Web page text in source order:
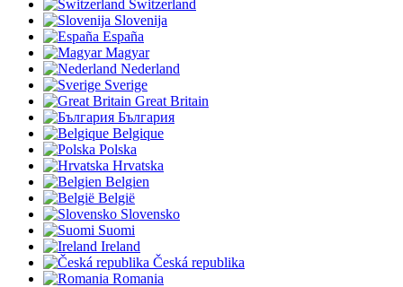
Switzerland
Slovenija
España
Magyar
Nederland
Sverige
Great Britain
България
Belgique
Polska
Hrvatska
Belgien
België
Slovensko
Suomi
Ireland
Česká republika
Romania